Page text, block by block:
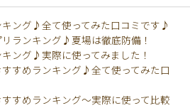
ング♪全て使ってみた口コミです♪
ランキング♪夏場は徹底防備！
ング♪実際に使ってみました！
すめランキング♪全て使ってみた口
すめランキング〜実際に使って比較